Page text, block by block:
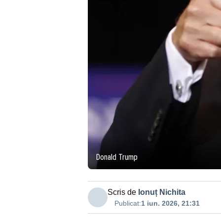
Donald Trump
Scris de Ionuț Nichita
Publicat:1 iun. 2026, 21:31